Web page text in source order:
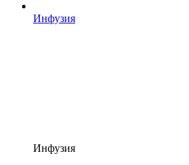
Инфузия
Инфузия